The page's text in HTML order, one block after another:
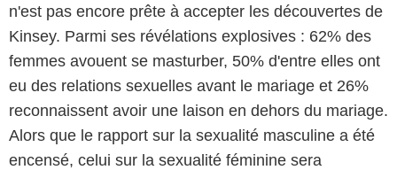
n'est pas encore prête à accepter les découvertes de
Kinsey. Parmi ses révélations explosives : 62% des
femmes avouent se masturber, 50% d'entre elles ont
eu des relations sexuelles avant le mariage et 26%
reconnaissent avoir une laison en dehors du mariage.
Alors que le rapport sur la sexualité masculine a été
encensé, celui sur la sexualité féminine sera